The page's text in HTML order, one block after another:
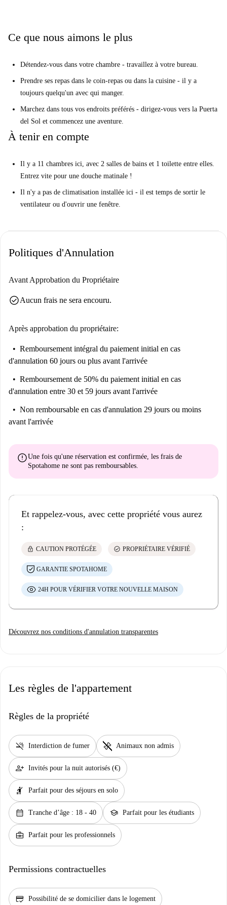
Ce que nous aimons le plus
Détendez-vous dans votre chambre - travaillez à votre bureau.
Prendre ses repas dans le coin-repas ou dans la cuisine - il y a
toujours quelqu'un avec qui manger.
Marchez dans tous vos endroits préférés - dirigez-vous vers la Puerta
del Sol et commencez une aventure.
À tenir en compte
Il y a 11 chambres ici, avec 2 salles de bains et 1 toilette entre elles.
Entrez vite pour une douche matinale !
Il n'y a pas de climatisation installée ici - il est temps de sortir le
ventilateur ou d'ouvrir une fenêtre.
Politiques d'Annulation
Avant Approbation du Propriétaire
check_circleAucun frais ne sera encouru.
Après approbation du propriétaire:
Remboursement intégral du paiement initial en cas
d'annulation 60 jours ou plus avant l'arrivée
Remboursement de 50% du paiement initial en cas
d'annulation entre 30 et 59 jours avant l'arrivée
Non remboursable en cas d'annulation 29 jours ou moins
avant l'arrivée
errorUne fois qu'une réservation est confirmée, les frais de
Spotahome ne sont pas remboursables
Et rappelez-vous, avec cette propriété vous aurez
:
lock CAUTION PROTÉGÉE check_circle PROPRIÉTAIRE VÉRIFIÉ
GARANTIE SPOTAHOME
24H POUR VÉRIFIER VOTRE NOUVELLE MAISON
Découvrez nos conditions d'annulation transparentes
Les règles de l'appartement
Règles de la propriété
smoke_free Interdiction de fumer pet_supplies Animaux non admis
person_add Invités pour la nuit autorisés (€)
hail Parfait pour des séjours en solo
calendar_month Tranche d’âge : 18 - 40 school Parfait pour les étudiants
business_center Parfait pour les professionnels
Permissions contractuelles
credit_score Possibilité de se domicilier dans le logement